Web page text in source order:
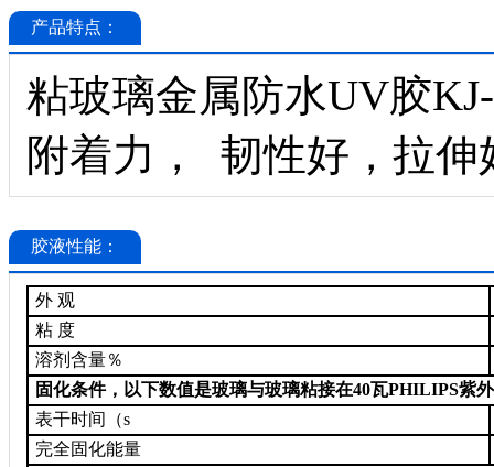
产品特点：
粘玻璃金属防水UV胶
附着力， 韧性好，拉
胶液性能：
外 观
粘 度
溶剂含量％
固化条件，以下数值是玻璃与玻璃粘接在40瓦PHILIPS紫
表干时间（s
完全固化能量